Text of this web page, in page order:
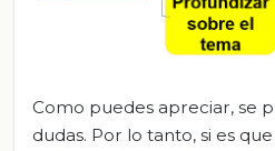
Como puedes apreciar, se
dudas. Por lo tanto, si es